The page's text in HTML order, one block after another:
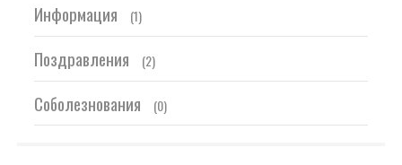
Информация (1)
Поздравления (2)
Соболезнования (0)